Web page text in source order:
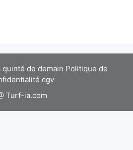
de demain Politique de
cgv
Turf-ia.com